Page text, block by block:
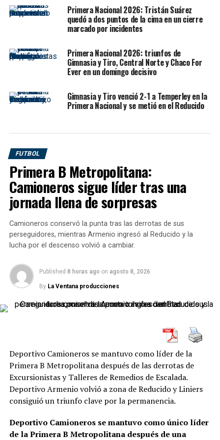
empezó a mirar la tabla desde otra perspectiva.
San Telmo, por su parte, también encontró respuestas
le dio al equipo una estructura más sólida, una idea más
intensa y una mejora notable en resultados. El
Candombero salió de la zona de descenso, se acercó al
visitante ante un rival que viene en crecimiento.
Cómo llega Estudiantes de
Buenos Aires
Estudiantes llega al partido en su mejor momento de la
temporada. El equipo de Alfredo Grelak viene de ganarle
1-0 a Acassuso en Boulogne con gol de Enzo Acosta, en
un encuentro que no le sobró nada desde el juego, pero
que resolvió con eficacia y carácter. El Pincha intentó
dominar desde la posesión, tuvo dificultades para
romper líneas, pero encontró el gol en el segundo
después de la expulsión de Balthazar Bernardi.
Ese triunfo le permitió alcanzar los 13 puntos y quedar
a solo una unidad de la zona de playoff. Además, estiró
por completo el clima futbolístico en Caseros. El Pincha
pasó de ser un equipo golpeado por los malos resultados
a transformarse en un rival competitivo, corto, intenso
y ordenado.
Antes del triunfo ante Acassuso, Estudiantes había
igualado 0-0 ante Chaco For Ever como local. En ese
volvió a mostrar cierta dificultad para traducir su
dominio en situaciones claras. De todos modos, sostuvo
Primera Nacional 2026: Tristán Suárez
quedó a dos puntos de la cima en un cierre
marcado por incidentes
Primera Nacional 2026: triunfos de
Gimnasia y Tiro, Central Norte y Chaco For
Ever en un domingo decisivo
Gimnasia y Tiro venció 2-1 a Temperley en la
Primera Nacional y se metió en el Reducido
FUTBOL
Primera B Metropolitana:
Camioneros sigue líder tras una
jornada llena de sorpresas
Camioneros conservó la punta tras las derrotas de sus
perseguidores, mientras Armenio ingresó al Reducido y la
lucha por el descenso volvió a cambiar.
Published 8 horas ago on agosto 8, 2026
By La Ventana producciones
Deportivo Camioneros se mantuvo como líder de la
Primera B Metropolitana después de las derrotas de
Excursionistas y Talleres de Remedios de Escalada.
Deportivo Armenio volvió a zona de Reducido y Liniers
consiguió un triunfo clave por la permanencia.
Deportivo Camioneros se mantuvo como único líder
de la Primera B Metropolitana después de una